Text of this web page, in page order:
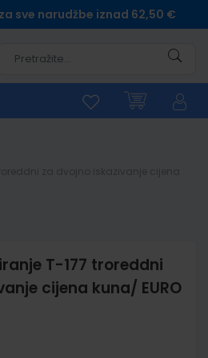
sve narudžbe iznad 62,50 €
T-177 troreddni
cijena kuna/ EURO